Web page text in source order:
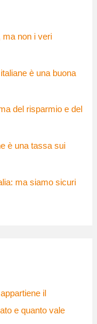
ma non i veri
è una buona
del risparmio e del
è una tassa sui
ma siamo sicuri
il
e quanto vale